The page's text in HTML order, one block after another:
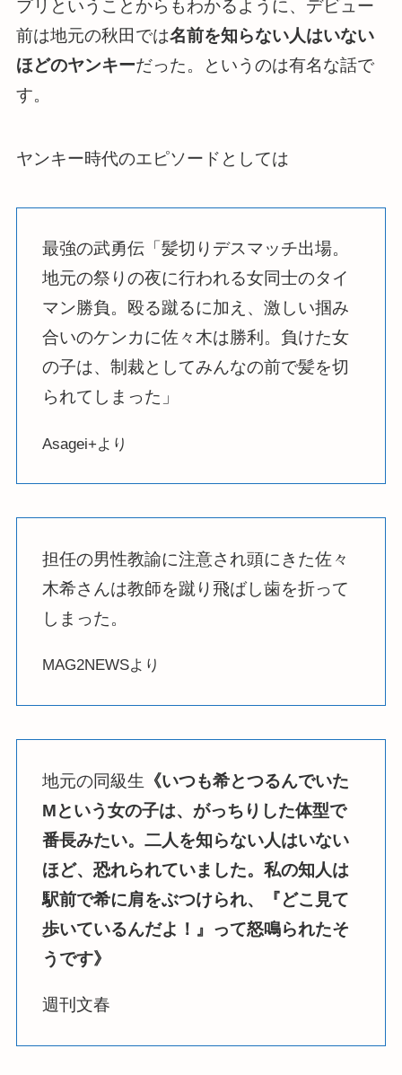
プリということからもわかるように、デビュー
前は地元の秋田では名前を知らない人はいない
ほどのヤンキーだった。というのは有名な話で
す。
ヤンキー時代のエピソードとしては
最強の武勇伝「髪切りデスマッチ出場。
地元の祭りの夜に行われる女同士のタイ
マン勝負。殴る蹴るに加え、激しい掴み
合いのケンカに佐々木は勝利。負けた女
の子は、制裁としてみんなの前で髪を切
られてしまった」
Asagei+より
担任の男性教諭に注意され頭にきた佐々
木希さんは教師を蹴り飛ばし歯を折って
しまった。
MAG2NEWSより
地元の同級生 《いつも希とつるんでいた
Mという女の子は、がっちりした体型で
番長みたい。二人を知らない人はいない
ほど、恐れられていました。私の知人は
駅前で希に肩をぶつけられ、『どこ見て
歩いているんだよ！』って怒鳴られたそ
うです》
週刊文春